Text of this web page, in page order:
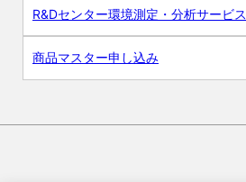
R&Dセンター環境測定・分析サービス
商品マスター申し込み